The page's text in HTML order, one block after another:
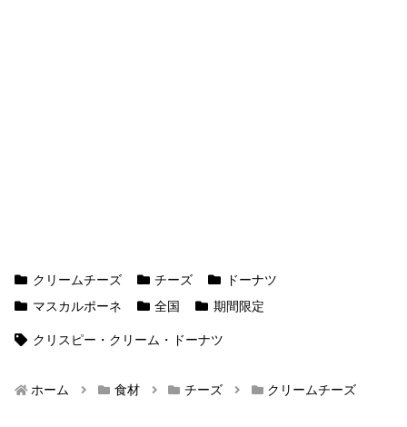
クリームチーズ チーズ
ドーナツ
マスカルポーネ
全国 期間限定
クリスピー・クリーム・ドーナツ
ホーム 食材 チーズ クリームチーズ